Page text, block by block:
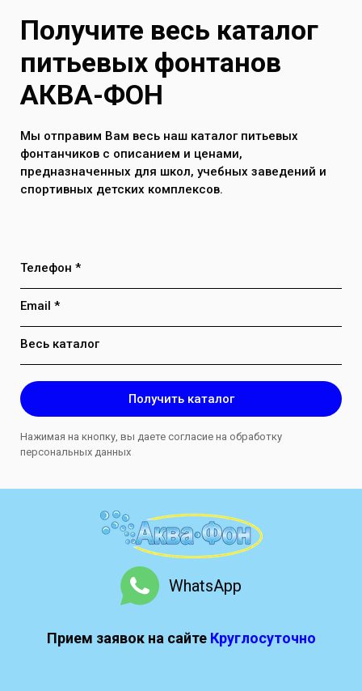
Получите весь каталог
питьевых фонтанов
АКВА-ФОН
Мы отправим Вам весь наш каталог питьевых
фонтанчиков с описанием и ценами,
предназначенных для школ, учебных заведений и
спортивных детских комплексов.
Телефон *
Email *
Весь каталог
Получить каталог
Нажимая на кнопку, вы даете согласие на обработку
персональных данных
WhatsApp
Прием заявок на сайте Круглосуточно